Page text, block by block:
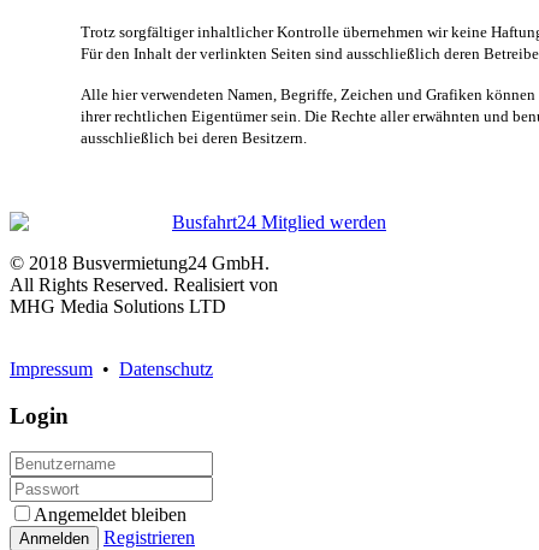
Trotz sorgfältiger inhaltlicher Kontrolle übernehmen wir keine
Für den Inhalt der verlinkten Seiten sind ausschließlich deren
Alle hier verwendeten Namen, Begriffe, Zeichen und Grafiken
ihrer rechtlichen Eigentümer sein. Die Rechte aller erwähnten und
ausschließlich bei deren Besitzern.
© 2018 Busvermietung24 GmbH.
All Rights Reserved. Realisiert von
MHG Media Solutions LTD
Impressum • Datenschutz
Login
Angemeldet bleiben
Anmelden Registrieren